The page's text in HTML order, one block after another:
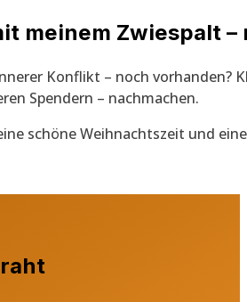
meinem Zwiespalt
Konflikt – noch vorhanden?
Spendern – nachmachen.
schöne Weihnachtszeit und